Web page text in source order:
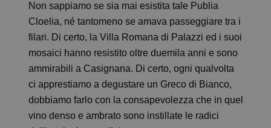
Non sappiamo se sia mai esistita tale Publia
Cloelia, né tantomeno se amava passeggiare tra i
filari. Di certo, la Villa Romana di Palazzi ed i suoi
mosaici hanno resistito oltre duemila anni e sono
ammirabili a Casignana. Di certo, ogni qualvolta
ci apprestiamo a degustare un Greco di Bianco,
dobbiamo farlo con la consapevolezza che in quel
vino denso e ambrato sono instillate le radici